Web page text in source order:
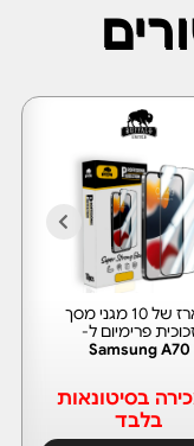
מארז של 10 מגני מסך
פרימיום ל-
Samsung A70
בסיטונאות
בלבד